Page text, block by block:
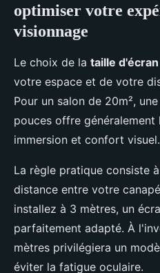
optimiser votre
visionnage
Le choix de la taille d'écran
votre espace et de votre
Pour un salon de 20m²,
pouces offre
immersion et confort visuel.
La règle pratique consiste
distance entre votre
installez à 3 mètres, un
parfaitement adapté. À
mètres privilégiera un
éviter la fatigue oculaire.